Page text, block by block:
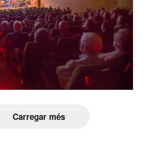
Carregar més